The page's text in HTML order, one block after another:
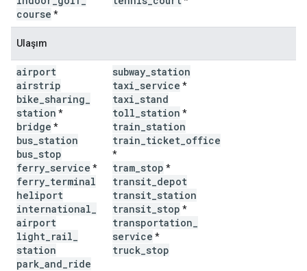
course *
Ulaşım
airport
airstrip
bike sharing
station *
bridge *
bus station
bus stop
ferry service *
ferry terminal
heliport
international
airport
light rail
station
park and ride
subway station
taxi service *
taxi stand
toll station *
train station
train ticket office
*
tram stop *
transit depot
transit station
transit stop *
transportation
service *
truck stop